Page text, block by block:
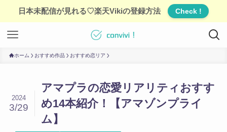
日本未配信が見れる♡楽天Vikiの登録方法 Check !
ホーム おすすめ作品 おすすめ恋リア
アマプラの恋愛リアリティおすす
め14本紹介！【アマゾンプライ
ム】
2024
3/29